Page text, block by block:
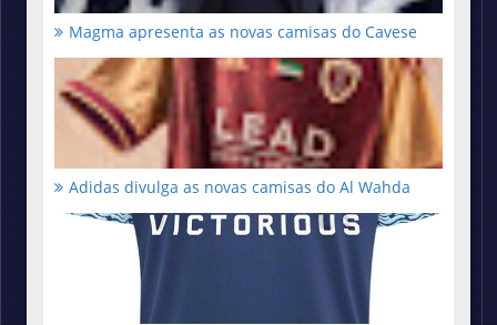
Magma apresenta as novas camisas do Cavese
Adidas divulga as novas camisas do Al Wahda